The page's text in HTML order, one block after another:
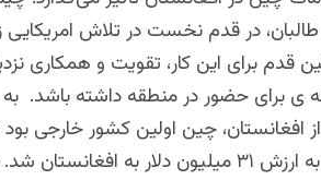
در قدم نخست در تلاش
قدم برای این کار، تقویت و همکاری
ی برای حضور در منطقه داشته باشد.
از افغانستان، چین اولین کشور خارجی
اضطراری به ارزش ۳۱ میلیون دلار